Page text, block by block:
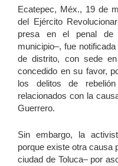
Boletín De Prensa
Boletín Informativo
Gloria Arenas Agís
Mensaje de Gloria y
Mexiko und seine Justiz
Nota de La Jornada
Rechtliche Situation
Ecatepec, Méx., 19 de
del Ejército
presa en el penal de
municipio–, fue
de distrito, con sede
concedido en su favor,
los delitos de
relacionados con la
Guerrero.
Sin embargo, la
porque existe otra causa
ciudad de Toluca– por